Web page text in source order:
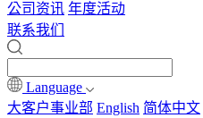
公司资讯 年度活动
联系我们
Language
大客户事业部 English 简体中文